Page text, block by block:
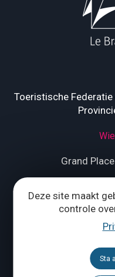
Deze site maakt
controle
Sta
Toeristische
Grand
Volg